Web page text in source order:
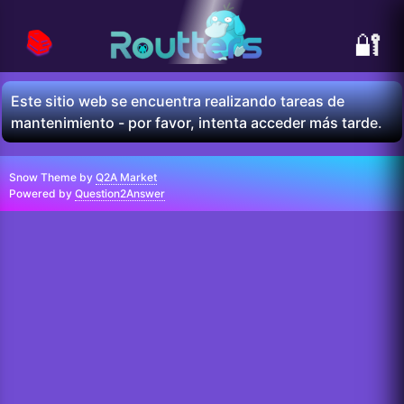
🔐
📚
Este sitio web se encuentra realizando tareas de
mantenimiento - por favor, intenta acceder más tarde.
Snow Theme by Q2A Market
Powered by Question2Answer